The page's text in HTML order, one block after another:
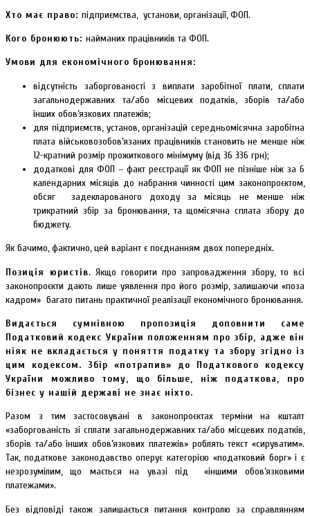
Хто має право: підприємства, установи, організації, ФОП.
Кого бронюють: найманих працівників та ФОП.
Умови для економічного бронювання:
відсутність заборгованості з виплати заробітної плати, сплати
загальнодержавних та/або місцевих податків, зборів та/або
інших обов’язкових платежів;
для підприємств, установ, організацій середньомісячна заробітна
плата військовозобов’язаних працівників становить не менше ніж
12-кратний розмір прожиткового мінімуму (від 36 336 грн);
додаткові для ФОП – факт реєстрації як ФОП не пізніше ніж за 6
календарних місяців до набрання чинності цим законопроєктом,
обсяг задекларованого доходу за місяць не менше ніж
трикратний збір за бронювання, та щомісячна сплата збору до
бюджету.
Як бачимо, фактично, цей варіант є поєднанням двох попередніх.
Позиція юристів. Якщо говорити про запровадження збору, то всі
законопроєкти дають лише уявлення про його розмір, залишаючи «поза
кадром» багато питань практичної реалізації економічного бронювання.
Видається сумнівною пропозиція доповнити саме
Податковий кодекс України положенням про збір, адже він
ніяк не вкладається у поняття податку та збору згідно із
цим кодексом. Збір «потрапив» до Податкового кодексу
України можливо тому, що більше, ніж податкова, про
бізнес у нашій державі не знає ніхто.
Разом з тим застосовувані в законопроєктах терміни на кшталт
«заборгованість зі сплати загальнодержавних та/або місцевих податків,
зборів та/або інших обов’язкових платежів» роблять текст «сируватим».
Так, податкове законодавство оперує категорією «податковий борг» і є
незрозумілим, що мається на увазі під «іншими обов’язковими
платежами».
Без відповіді також залишається питання контролю за справлянням